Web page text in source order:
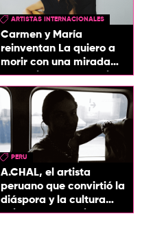
ARTISTAS INTERNACIONALES
Carmen y María
reinventan La quiero a
morir con una mirada
entre el flamenco y el
soul
PERU
A.CHAL, el artista
peruano que convirtió la
diáspora y la cultura
chicha en su sonido